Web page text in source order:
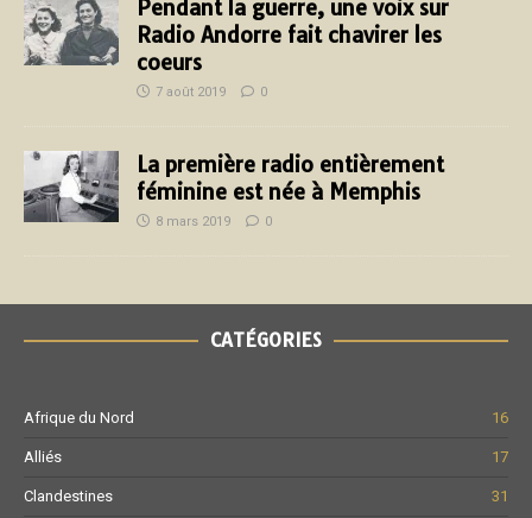
Pendant la guerre, une voix sur
Radio Andorre fait chavirer les
coeurs
7 août 2019 0
La première radio entièrement
féminine est née à Memphis
8 mars 2019 0
CATÉGORIES
Afrique du Nord 16
Alliés 17
Clandestines 31